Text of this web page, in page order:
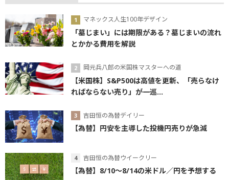
マネックス人生100年デザイン
「墓じまい」には期限がある？墓じまいの流れ
とかかる費用を解説
岡元兵八郎の米国株マスターへの道
【米国株】S&P500は高値を更新、「売らなけ
ればならない売り」が一巡...
吉田恒の為替デイリー
【為替】円安を主導した投機円売りが急減
吉田恒の為替ウイークリー
【為替】8/10～8/14の米ドル／円を予想する